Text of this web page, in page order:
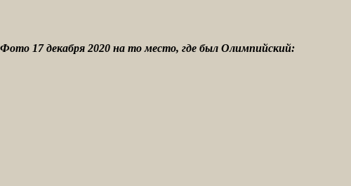
Фото 17 декабря 2020 на то место, где был Олимпийский: